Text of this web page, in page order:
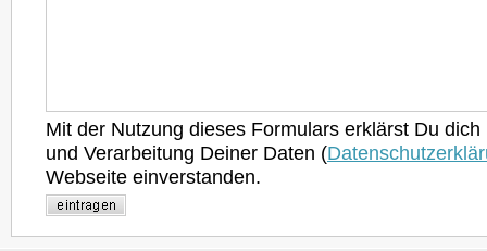
Mit der Nutzung dieses Formulars erklärst Du
und Verarbeitung Deiner Daten (
Webseite einverstanden.